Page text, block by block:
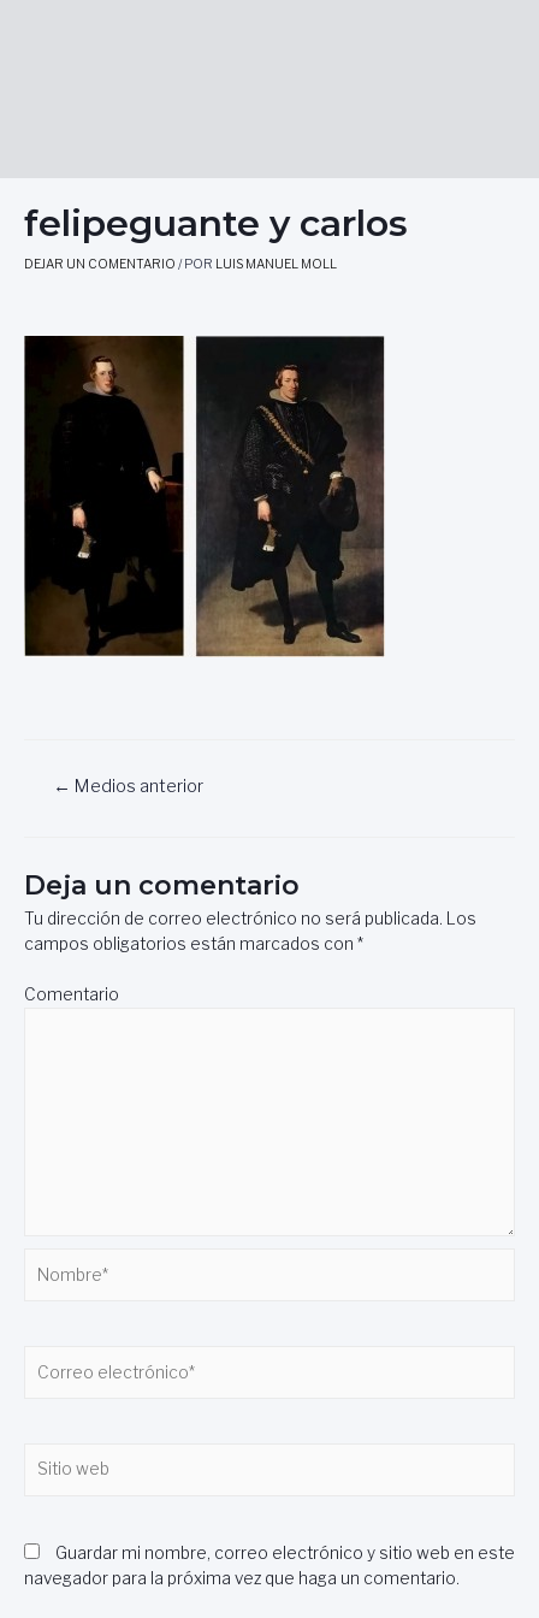
felipeguante y carlos
DEJAR UN COMENTARIO / POR LUIS MANUEL MOLL
Navegación
← Medios anterior
Deja un comentario
Tu dirección de correo electrónico no será publicada. Los
campos obligatorios están marcados con *
Comentario
electrónico*
web
Guardar mi nombre, correo electrónico y sitio web en este
navegador para la próxima vez que haga un comentario.